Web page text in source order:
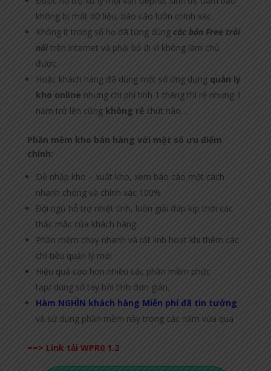
không bị mất dữ liệu, báo cáo luôn chính xác.
Không ít trong số họ đã từng dùng các bản Free trôi
nổitrên internet và phải bỏ đi vì không làm chủ
được.
Hoặc khách hàng đã dùng một số ứng dụngquản lý
kho online nhưng chi phí tính 1 tháng thì rẻ nhưng 1
năm trở lên cũng không rẻchút nào…
Phần mềm kho bán hàng với một số ưu điểm
chính:
Dễ nhập kho – xuất kho, xem báo cáo một cách
nhanh chóng và chính xác 100%
Đội ngũ hỗ trợ nhiệt tình, luôn giải đáp kịp thời các
thắc mắc của khách hàng.
Phần mềm chạy nhanh và rất linh hoạt khi thêm các
chỉ tiêu quản lý mới
Hiệu quả cao hơn nhiều các phần mềm phức
tạp/ dùng sổ tay bởi tính đơn giản.
Hàm NGHÌN khách hàng Miễn phí đã tin tưởng
và sử dụng phần mềm này trong các năm vừa qua
==> Link tải WPR0 1.2